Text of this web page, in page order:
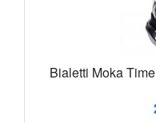
Bialetti Moka